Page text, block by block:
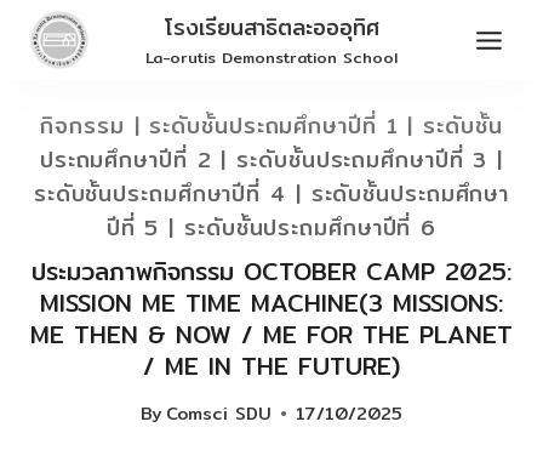
Skip
โรงเรียนสาธิตละอออุทิศ
La-orutis Demonstration School
กิจกรรม | ระดับชั้นประถมศึกษาปีที่ 1 | ระดับชั้น
ประถมศึกษาปีที่ 2 | ระดับชั้นประถมศึกษาปีที่ 3 |
ระดับชั้นประถมศึกษาปีที่ 4 | ระดับชั้นประถมศึกษา
ปีที่ 5 | ระดับชั้นประถมศึกษาปีที่ 6
ประมวลภาพกิจกรรม OCTOBER CAMP 2025:
MISSION ME TIME MACHINE(3 MISSIONS:
ME THEN & NOW / ME FOR THE PLANET
/ ME IN THE FUTURE)
ByComsci SDU 17/10/2025